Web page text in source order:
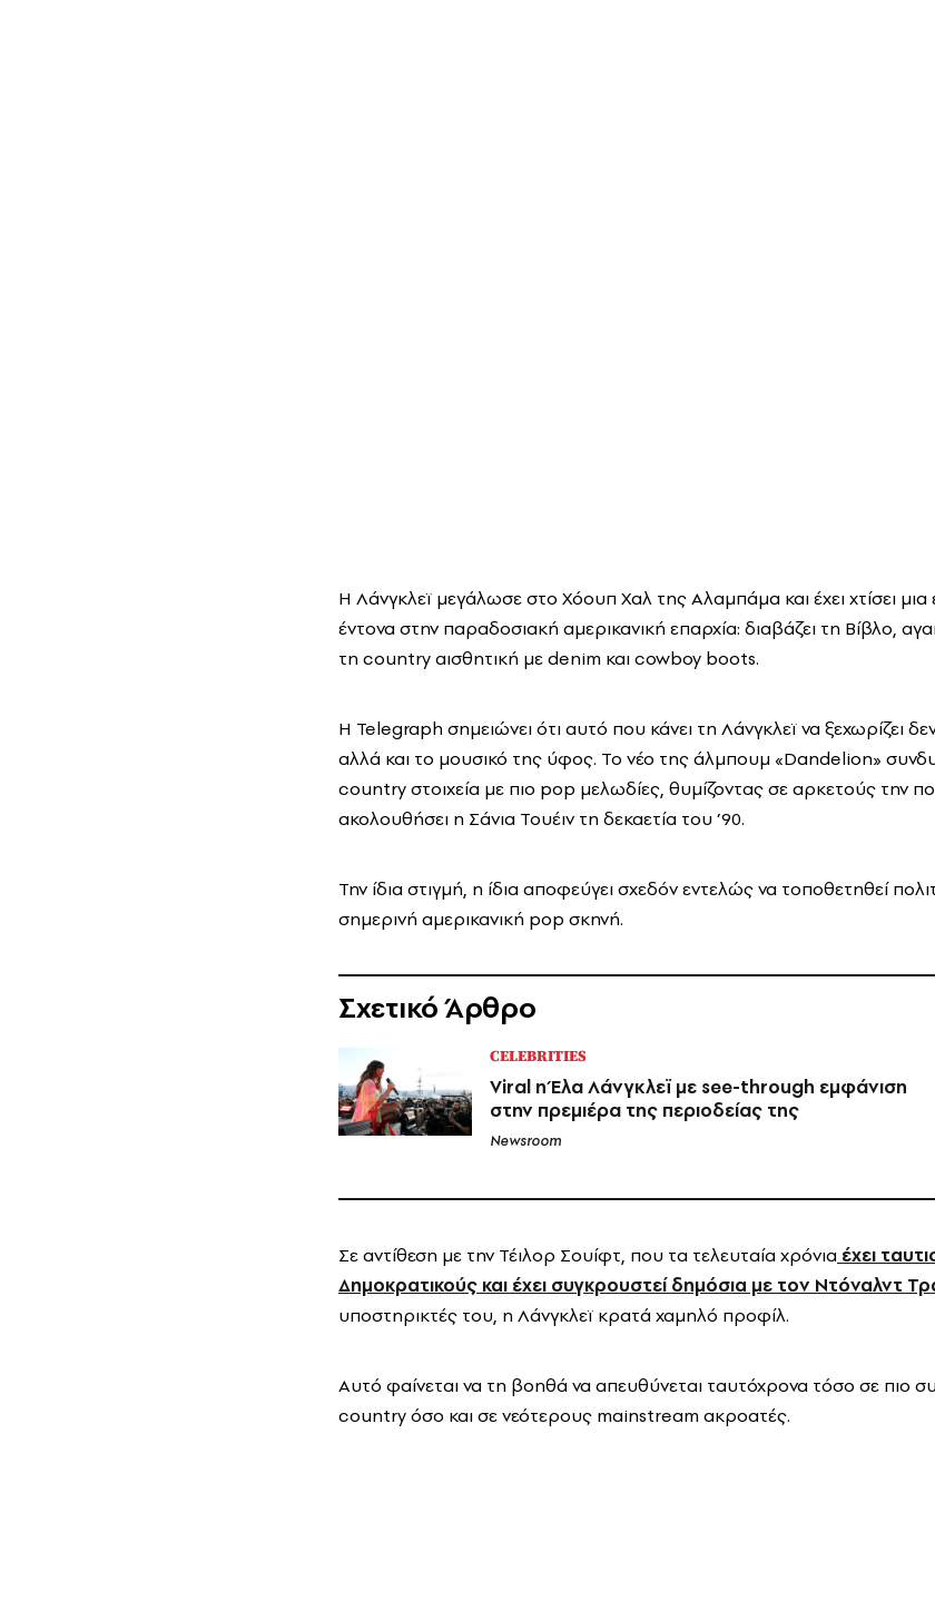
Η Λάνγκλεϊ μεγάλωσε στο Χόουπ Χαλ της Αλαμπάμα και έχει χτίσει
έντονα στην παραδοσιακή αμερικανική επαρχία: διαβάζει τη Βίβλο,
τη country αισθητική με denim και cowboy boots.
Η Telegraph σημειώνει ότι αυτό που κάνει τη Λάνγκλεϊ να ξεχωρίζει
αλλά και το μουσικό της ύφος. Το νέο της άλμπουμ «Dandelion»
country στοιχεία με πιο pop μελωδίες, θυμίζοντας σε αρκετούς την
ακολουθήσει η Σάνια Τουέιν τη δεκαετία του ’90.
Την ίδια στιγμή, η ίδια αποφεύγει σχεδόν εντελώς να τοποθετηθεί
σημερινή αμερικανική pop σκηνή.
Σχετικό Άρθρο
CELEBRITIES
Viral η Έλα Λάνγκλεϊ με see-through εμφάνιση
στην πρεμιέρα της περιοδείας της
Newsroom
Σε αντίθεση με την Τέιλορ Σουίφτ, που τα τελευταία χρόνια έχει
Δημοκρατικούς και έχει συγκρουστεί δημόσια με τον Ντόναλντ
υποστηρικτές του, η Λάνγκλεϊ κρατά χαμηλό προφίλ.
Αυτό φαίνεται να τη βοηθά να απευθύνεται ταυτόχρονα τόσο σε πιο
country όσο και σε νεότερους mainstream ακροατές.